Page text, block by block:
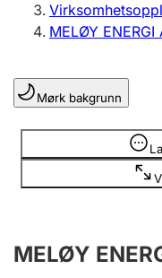
Registrere, endre,
Lag og forening
Registrere, endre,
Årsregnskap
MELØY ENERGI
Mørk bakgrunn
Opplysninger er skjult
MELØY